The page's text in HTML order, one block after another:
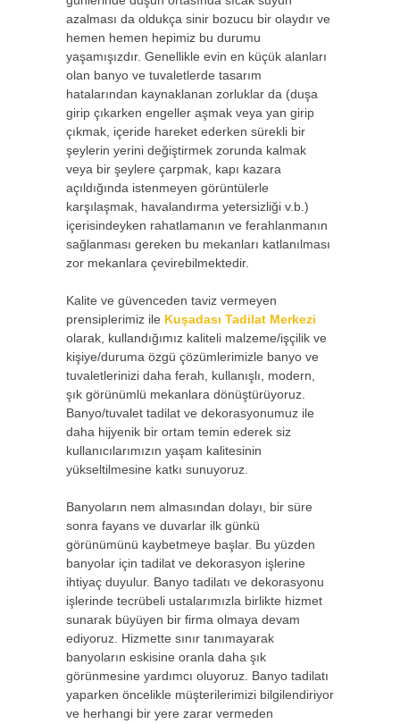
azalması da oldukça sinir bozucu bir olaydır ve
hemen hemen hepimiz bu durumu
yaşamışızdır. Genellikle evin en küçük alanları
olan banyo ve tuvaletlerde tasarım
hatalarından kaynaklanan zorluklar da (duşa
girip çıkarken engeller aşmak veya yan girip
çıkmak, içeride hareket ederken sürekli bir
şeylerin yerini değiştirmek zorunda kalmak
veya bir şeylere çarpmak, kapı kazara
açıldığında istenmeyen görüntülerle
karşılaşmak, havalandırma yetersizliği v.b.)
içerisindeyken rahatlamanın ve ferahlanmanın
sağlanması gereken bu mekanları katlanılması
zor mekanlara çevirebilmektedir.
Kalite ve güvenceden taviz vermeyen
prensiplerimiz ile Kuşadası Tadilat Merkezi
olarak, kullandığımız kaliteli malzeme/işçilik ve
kişiye/duruma özgü çözümlerimizle banyo ve
tuvaletlerinizi daha ferah, kullanışlı, modern,
şık görünümlü mekanlara dönüştürüyoruz.
Banyo/tuvalet tadilat ve dekorasyonumuz ile
daha hijyenik bir ortam temin ederek siz
kullanıcılarımızın yaşam kalitesinin
yükseltilmesine katkı sunuyoruz.
Banyoların nem almasından dolayı, bir süre
sonra fayans ve duvarlar ilk günkü
görünümünü kaybetmeye başlar. Bu yüzden
banyolar için tadilat ve dekorasyon işlerine
ihtiyaç duyulur. Banyo tadilatı ve dekorasyonu
işlerinde tecrübeli ustalarımızla birlikte hizmet
sunarak büyüyen bir firma olmaya devam
ediyoruz. Hizmette sınır tanımayarak
banyoların eskisine oranla daha şık
görünmesine yardımcı oluyoruz. Banyo tadilatı
yaparken öncelikle müşterilerimizi bilgilendiriyor
ve herhangi bir yere zarar vermeden